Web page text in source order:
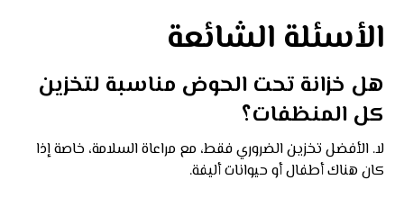
الأسئلة الشائعة
هل خزانة تحت الحوض مناسبة لتخزين
كل المنظفات؟
لا. الأفضل تخزين الضروري فقط، مع مراعاة السلامة، خاصة إذا
كان هناك أطفال أو حيوانات أليفة.